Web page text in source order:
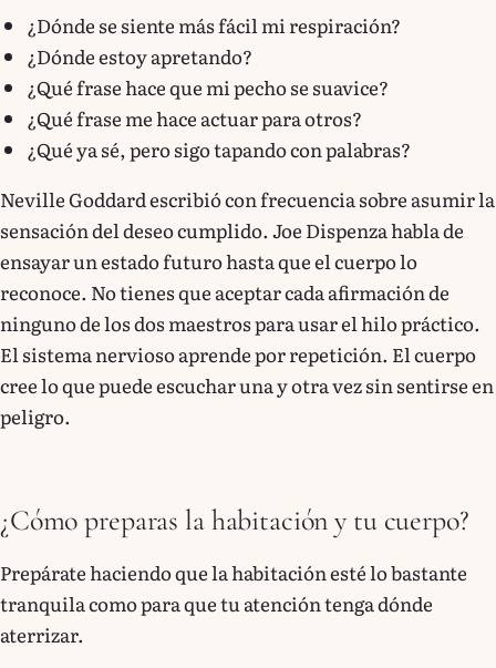
¿Dónde se siente más fácil mi respiración?
¿Dónde estoy apretando?
¿Qué frase hace que mi pecho se suavice?
¿Qué frase me hace actuar para otros?
¿Qué ya sé, pero sigo tapando con palabras?
Neville Goddard escribió con frecuencia sobre asumir la
sensación del deseo cumplido. Joe Dispenza habla de
ensayar un estado futuro hasta que el cuerpo lo
reconoce. No tienes que aceptar cada afirmación de
ninguno de los dos maestros para usar el hilo práctico.
El sistema nervioso aprende por repetición. El cuerpo
cree lo que puede escuchar una y otra vez sin sentirse en
peligro.
¿Cómo preparas la habitación y tu cuerpo?
Prepárate haciendo que la habitación esté lo bastante
tranquila como para que tu atención tenga dónde
aterrizar.